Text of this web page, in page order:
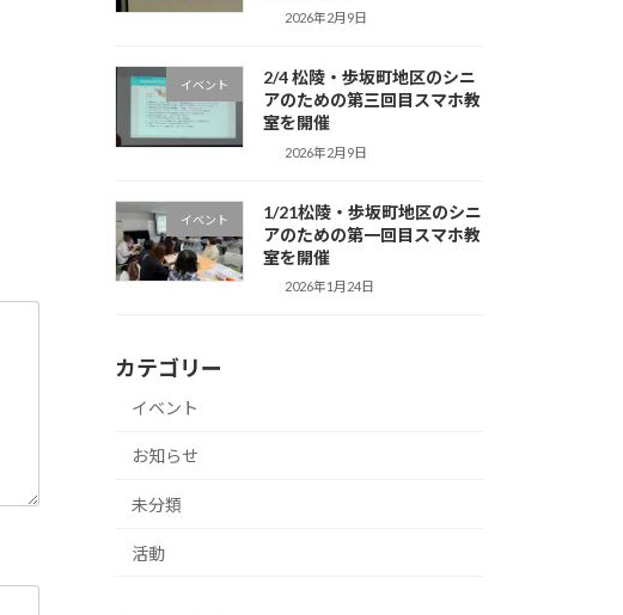
2026年2月9日
イベント
2/4 松陵・歩坂町地区のシニ
アのための第三回目スマホ教
室を開催
2026年2月9日
イベント
1/21松陵・歩坂町地区のシニ
アのための第一回目スマホ教
室を開催
2026年1月24日
カテゴリー
イベント
お知らせ
未分類
活動